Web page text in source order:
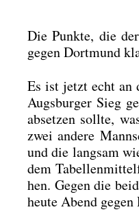
Die Punk­te, die
gegen Dort­mund
Es ist jetzt echt an
Augs­bur­ger Sieg
abset­zen soll­te,
zwei ande­re
und die lang­sam
dem
hen. Gegen die
heu­te Abend